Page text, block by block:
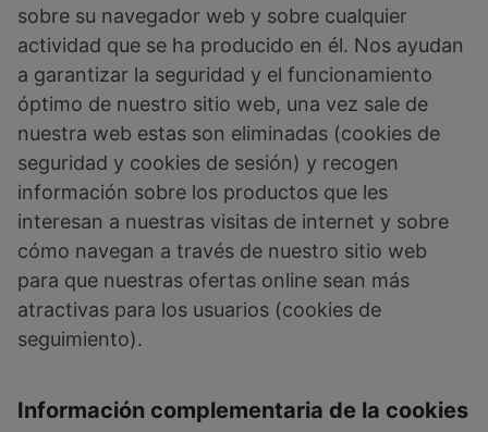
sobre su navegador web y sobre cualquier
actividad que se ha producido en él. Nos ayudan
a garantizar la seguridad y el funcionamiento
óptimo de nuestro sitio web, una vez sale de
nuestra web estas son eliminadas (cookies de
seguridad y cookies de sesión) y recogen
información sobre los productos que les
interesan a nuestras visitas de internet y sobre
cómo navegan a través de nuestro sitio web
para que nuestras ofertas online sean más
atractivas para los usuarios (cookies de
seguimiento).
Información complementaria de la cookies